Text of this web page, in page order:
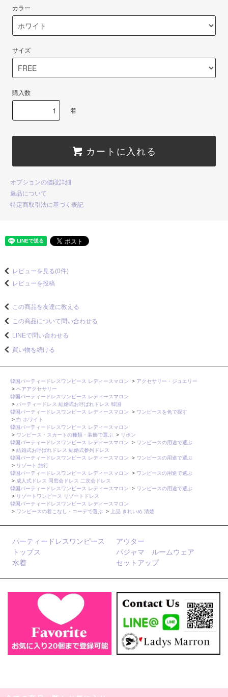
カラー
サイズ
購入数
着
カートに入れる
オプションの値段詳細
返品について
特定商取引法に基づく表記
レビューを見る(0件)
レビューを投稿
この商品を友達に教える
この商品について問い合わせる
LINEで問い合わせる
買い物を続ける
韓国パーティードレスワンピース レディースマロン > アクセサリー・ジュエリー
> ヘアアクセサリー
韓国パーティードレスワンピース レディースマロン
> パーティードレス 結婚式お呼ばれドレス 韓国
韓国パーティードレスワンピース レディースマロン
> ワンピースを色で探す
> 白 ホワイト
韓国パーティードレスワンピース レディースマロン
> ワンピース・スカートの種類・装飾で選ぶ > リボン
韓国パーティードレスワンピース レディースマロン
> ワンピースの用途で選ぶ
> 結婚式お呼ばれドレス 結婚式参列ドレス
韓国パーティードレスワンピース レディースマロン
> ワンピースの用途で選ぶ
> リゾート 旅行
韓国パーティードレスワンピース レディースマロン
> ワンピースの用途で選ぶ
> 成人式ドレス 同窓会ドレス 二次会ドレス
韓国パーティードレスワンピース レディースマロン
> ワンピースの用途で選ぶ
> リゾートワンピース リゾートドレス
韓国パーティードレスワンピース レディースマロン
> ワンピースの着こなし・コーデで選ぶ > 上品 きれいめ 清楚
パーティードレスワンピース
アウター
トップス
パジャマ ルームウェア
水着
セットアップ